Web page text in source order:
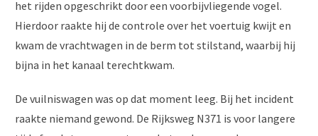
het rijden opgeschrikt door een voorbijvliegende vogel.
Hierdoor raakte hij de controle over het voertuig kwijt en
kwam de vrachtwagen in de berm tot stilstand, waarbij hij
bijna in het kanaal terechtkwam.
De vuilniswagen was op dat moment leeg. Bij het incident
raakte niemand gewond. De Rijksweg N371 is voor langere